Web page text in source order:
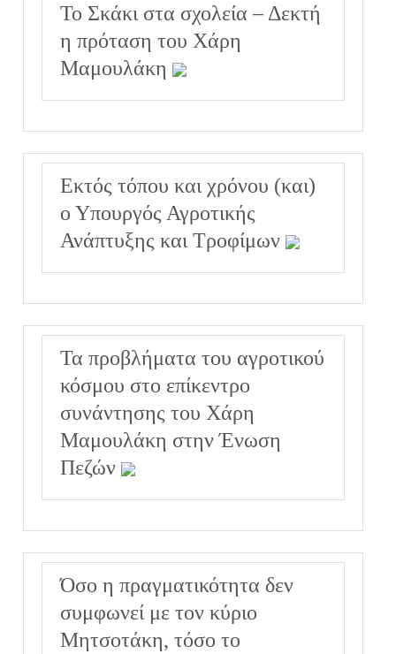
Το Σκάκι στα σχολεία – Δεκτή
η πρόταση του Χάρη
Μαμουλάκη
Εκτός τόπου και χρόνου (και)
ο Υπουργός Αγροτικής
Ανάπτυξης και Τροφίμων
Τα προβλήματα του αγροτικού
κόσμου στο επίκεντρο
συνάντησης του Χάρη
Μαμουλάκη στην Ένωση
Πεζών
Όσο η πραγματικότητα δεν
συμφωνεί με τον κύριο
Μητσοτάκη, τόσο το